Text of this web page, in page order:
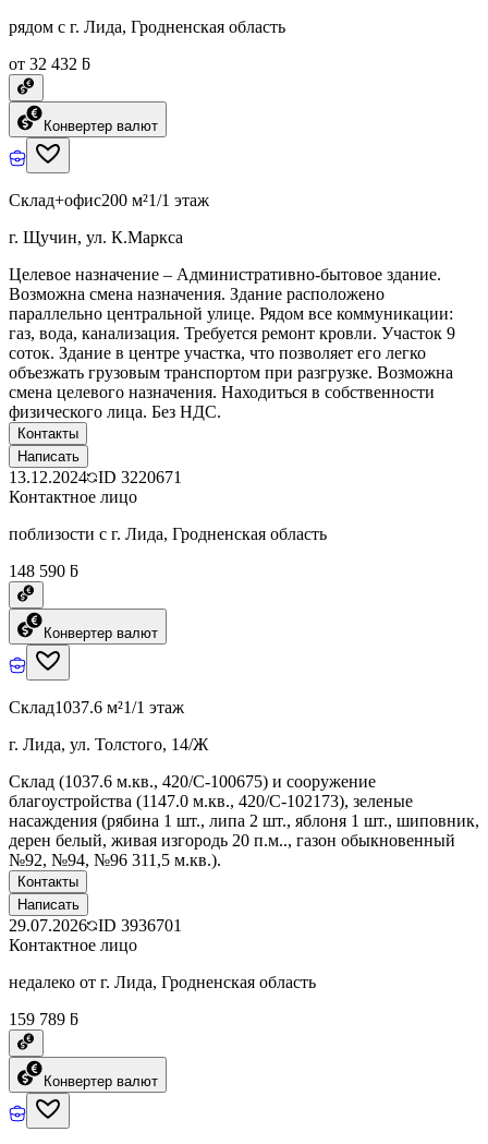
рядом с г. Лида, Гродненская область
от 32 432 ƃ
Конвертер валют
Склад+офис200 м²1/1 этаж
г. Щучин, ул. К.Маркса
Целевое назначение – Административно-бытовое здание.
Возможна смена назначения. Здание расположено
параллельно центральной улице. Рядом все коммуникации:
газ, вода, канализация. Требуется ремонт кровли. Участок 9
соток. Здание в центре участка, что позволяет его легко
объезжать грузовым транспортом при разгрузке. Возможна
смена целевого назначения. Находиться в собственности
физического лица. Без НДС.
Контакты
Написать
13.12.2024 ID 3220671
Контактное лицо
поблизости с г. Лида, Гродненская область
148 590 ƃ
Конвертер валют
Склад1037.6 м²1/1 этаж
г. Лида, ул. Толстого, 14/Ж
Склад (1037.6 м.кв., 420/C-100675) и сооружение
благоустройства (1147.0 м.кв., 420/C-102173), зеленые
насаждения (рябина 1 шт., липа 2 шт., яблоня 1 шт., шиповник,
дерен белый, живая изгородь 20 п.м.., газон обыкновенный
№92, №94, №96 311,5 м.кв.).
Контакты
Написать
29.07.2026 ID 3936701
Контактное лицо
недалеко от г. Лида, Гродненская область
159 789 ƃ
Конвертер валют